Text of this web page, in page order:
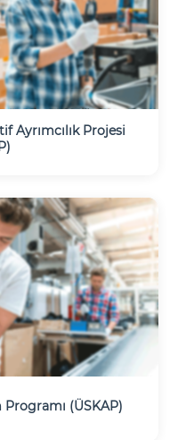
Ayrımcılık Projesi
(ÜSKAP)